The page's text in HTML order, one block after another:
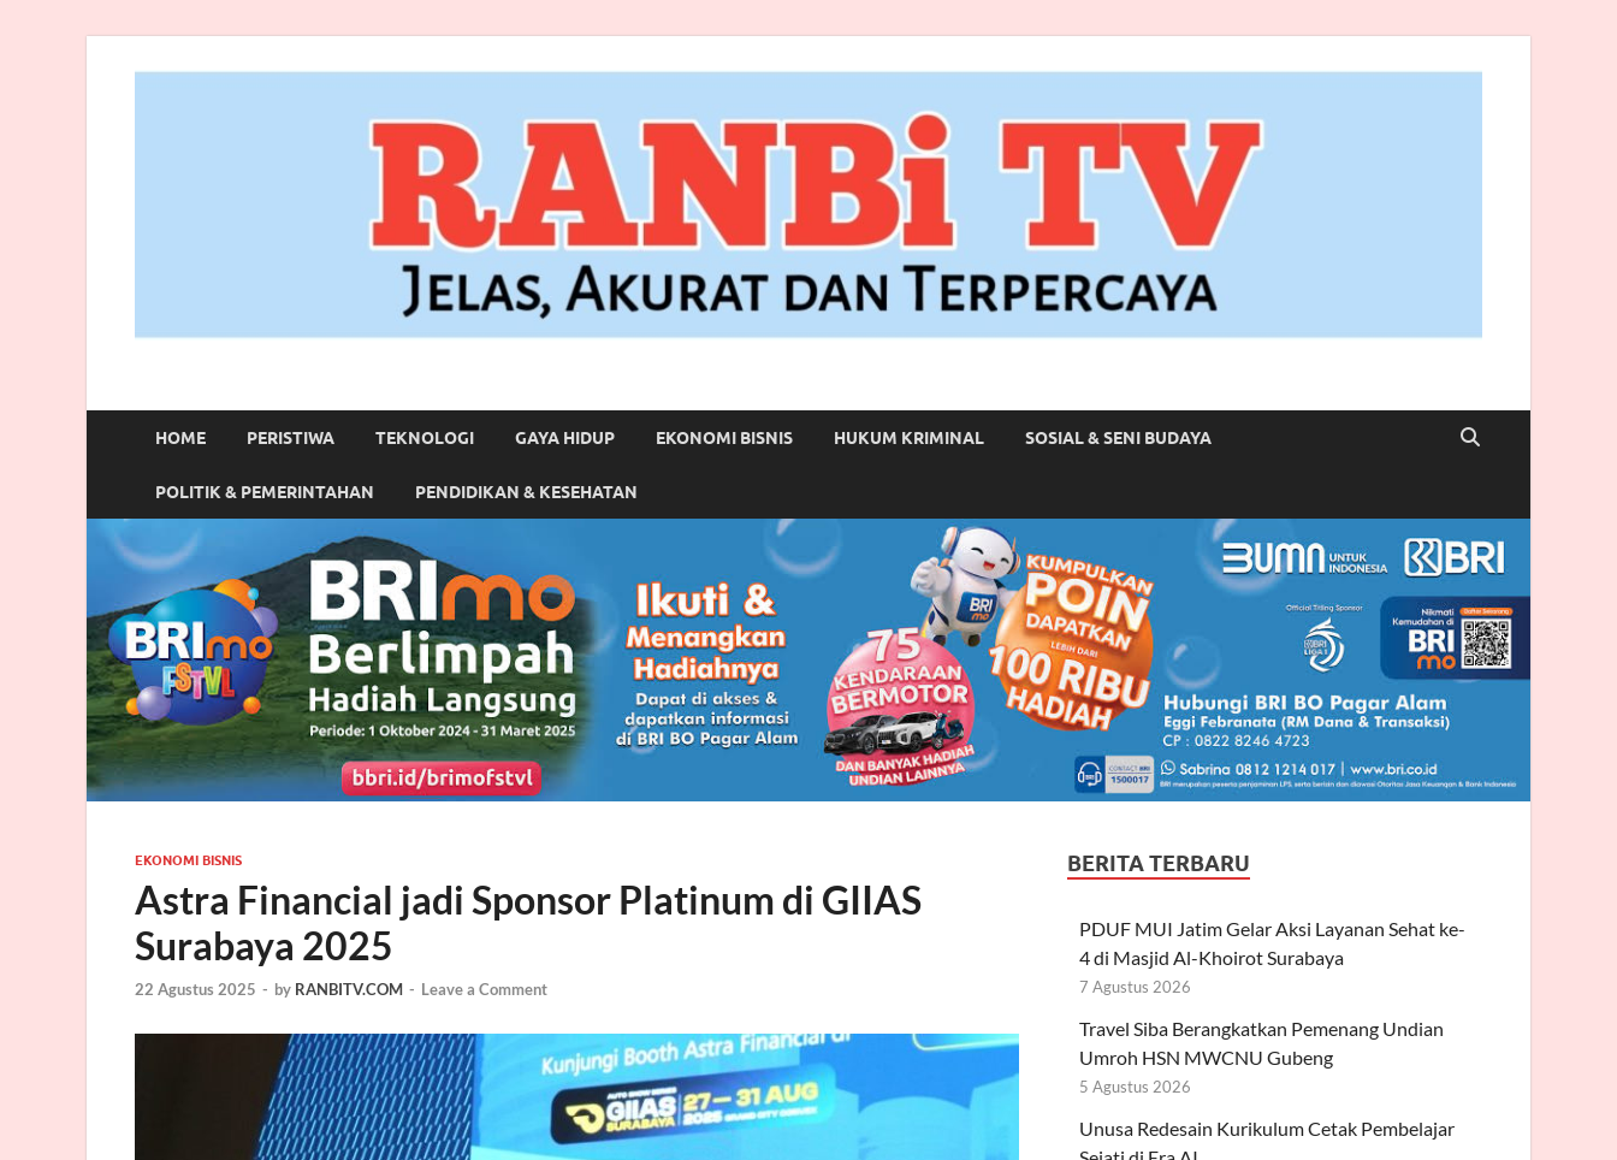
RANBITV.COM
HOME PERISTIWA TEKNOLOGI GAYA HIDUP EKONOMI BISNIS HUKUM KRIMINAL SOSIAL & SENI BUDAYA
POLITIK & PEMERINTAHAN PENDIDIKAN & KESEHATAN
EKONOMI BISNIS
Astra Financial jadi Sponsor Platinum di GIIAS
Surabaya 2025
22 Agustus 2025 - by RANBITV.COM - Leave a Comment
BERITA TERBARU
PDUF MUI Jatim Gelar Aksi Layanan Sehat ke-
4 di Masjid Al-Khoirot Surabaya
7 Agustus 2026
Travel Siba Berangkatkan Pemenang Undian
Umroh HSN MWCNU Gubeng
5 Agustus 2026
Unusa Redesain Kurikulum Cetak Pembelajar